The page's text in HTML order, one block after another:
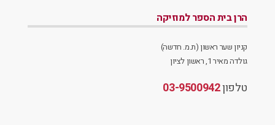
הרן בית הספר למוזיקה
קניון שער ראשון (ת.מ. חדשה)
גולדה מאיר 1, ראשון לציון
טלפון03-9500942